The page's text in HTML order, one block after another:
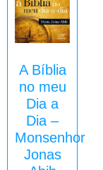
A Bíblia
no meu
Dia a
Dia –
Monsenhor
Jonas